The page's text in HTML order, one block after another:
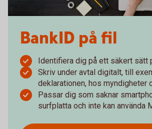
BankID på fil
Identifiera dig på ett säkert sätt
Skriv under avtal digitalt, till
deklarationen, hos myndigheter
Passar dig som saknar
surfplatta och inte kan använda